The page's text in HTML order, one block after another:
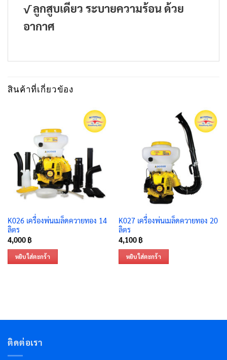
√ ลูกสูบเดียว ระบายความร้อน ด้วย
อากาศ
สินค้าที่เกี่ยวข้อง
K026 เครื่องพ่นเมล็ดควายทอง 14
ลิตร
4,000 ฿
หยิบใส่ตะกร้า
K027 เครื่องพ่นเมล็ดควายทอง 20
ลิตร
4,100 ฿
หยิบใส่ตะกร้า
ติดต่อเรา